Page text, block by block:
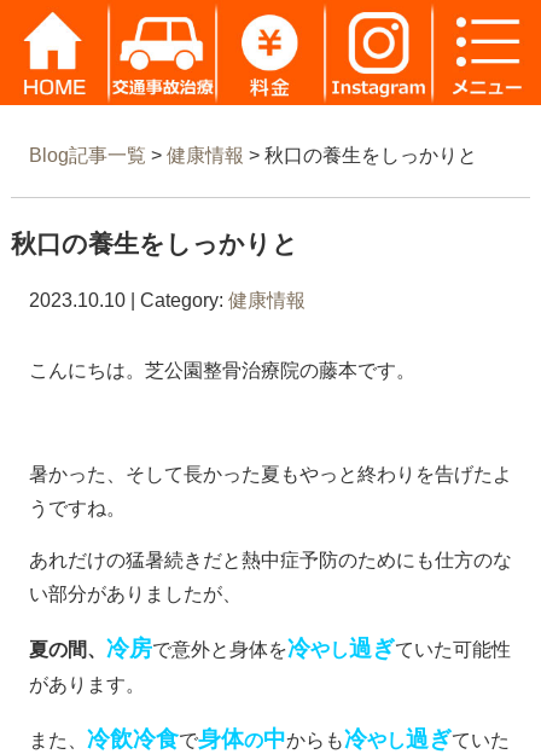
Blog記事一覧 > 健康情報 > 秋口の養生をしっかりと
秋口の養生をしっかりと
2023.10.10 | Category: 健康情報
こんにちは。芝公園整骨治療院の藤本です。
暑かった、そして長かった夏もやっと終わりを告げたよ
うですね。
あれだけの猛暑続きだと熱中症予防のためにも仕方のな
い部分がありましたが、
夏の間、 冷房で意外と身体を冷やし過ぎていた可能性
があります。
また、 冷飲冷食で身体の中からも冷やし過ぎていた